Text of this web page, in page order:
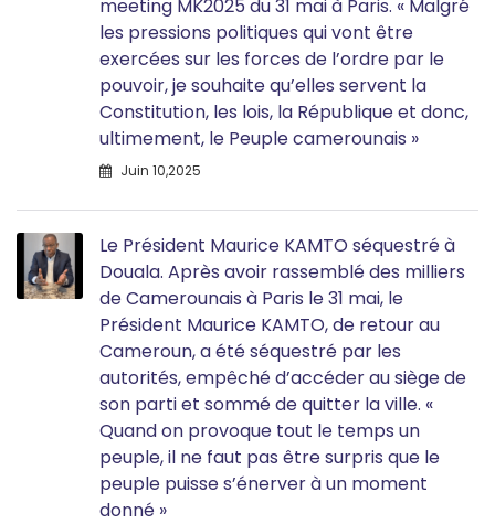
meeting MK2025 du 31 mai à Paris. « Malgré
les pressions politiques qui vont être
exercées sur les forces de l’ordre par le
pouvoir, je souhaite qu’elles servent la
Constitution, les lois, la République et donc,
ultimement, le Peuple camerounais »
Juin 10,2025
Le Président Maurice KAMTO séquestré à
Douala. Après avoir rassemblé des milliers
de Camerounais à Paris le 31 mai, le
Président Maurice KAMTO, de retour au
Cameroun, a été séquestré par les
autorités, empêché d’accéder au siège de
son parti et sommé de quitter la ville. «
Quand on provoque tout le temps un
peuple, il ne faut pas être surpris que le
peuple puisse s’énerver à un moment
donné »